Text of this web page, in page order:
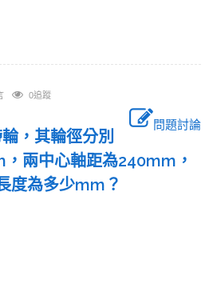
0追蹤
問題討論
，其輪徑分別
兩中心軸距為240mm，
度為多少mm？